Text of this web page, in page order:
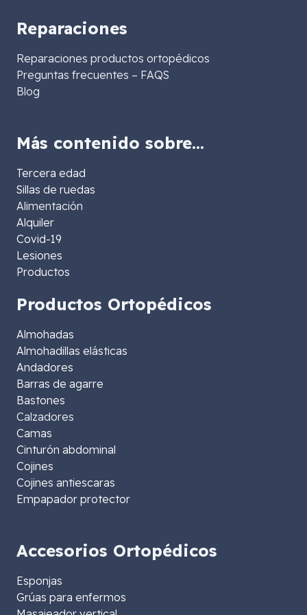
Reparaciones
Reparaciones productos ortopédicos
Preguntas frecuentes – FAQS
Blog
Más contenido sobre…
Tercera edad
Sillas de ruedas
Alimentación
Alquiler
Covid-19
Lesiones
Productos
Productos Ortopédicos
Almohadas
Almohadillas elásticas
Andadores
Barras de agarre
Bastones
Calzadores
Camas
Cinturón abdominal
Cojines
Cojines antiescaras
Empapador protector
Accesorios Ortopédicos
Esponjas
Grúas para enfermos